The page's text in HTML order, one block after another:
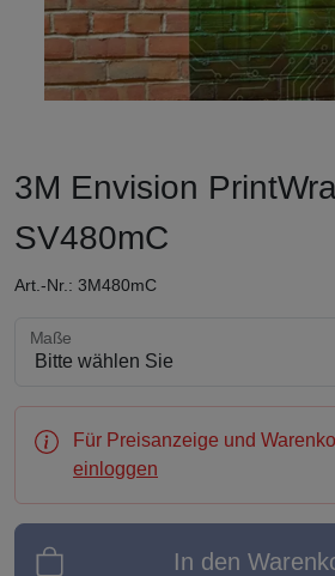
3M Envision
SV480mC
Art.-Nr.: 3M480mC
Maße wählen
Maße
Für Preisanzeige und
einloggen
In den